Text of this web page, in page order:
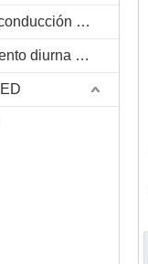
Barra de luces de conducción LED
Luz de funcionamiento diurna LED / DRL